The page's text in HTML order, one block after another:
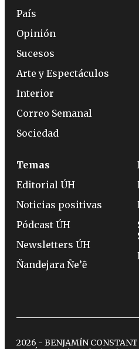
País
Opinión
Sucesos
Arte y Espectáculos
Interior
Correo Semanal
Sociedad
Temas
Editorial ÚH
Noticias positivas
Pódcast ÚH
Newsletters ÚH
Ñandejara Ñe’ẽ
2026 - BENJAMÍN